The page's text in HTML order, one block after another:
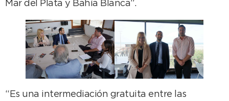
Mar del Plata y Bahía Blanca”.
“Es una intermediación gratuita entre las